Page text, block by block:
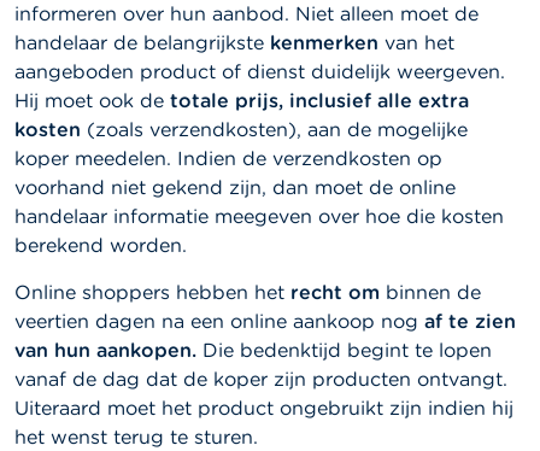
informeren over hun aanbod. Niet alleen moet de
handelaar de belangrijkste kenmerken van het
aangeboden product of dienst duidelijk weergeven.
Hij moet ook de totale prijs, inclusief alle extra
kosten (zoals verzendkosten), aan de mogelijke
koper meedelen. Indien de verzendkosten op
voorhand niet gekend zijn, dan moet de online
handelaar informatie meegeven over hoe die kosten
berekend worden.
Online shoppers hebben het recht om binnen de
veertien dagen na een online aankoop nog af te zien
van hun aankopen. Die bedenktijd begint te lopen
vanaf de dag dat de koper zijn producten ontvangt.
Uiteraard moet het product ongebruikt zijn indien hij
het wenst terug te sturen.